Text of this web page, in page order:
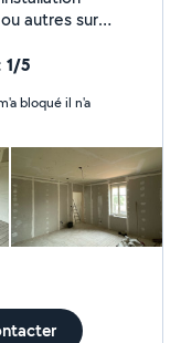
1/5
bloqué il n'a